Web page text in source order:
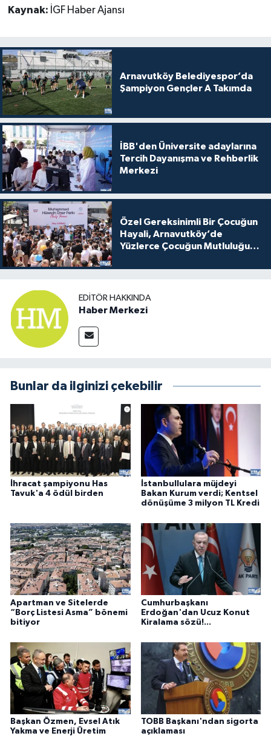
Kaynak: İGF Haber Ajansı
Arnavutköy Belediyespor’da
Şampiyon Gençler A Takımda
İBB'den Üniversite adaylarına
Tercih Dayanışma ve Rehberlik
Merkezi
Özel Gereksinimli Bir Çocuğun
Hayali, Arnavutköy’de
Yüzlerce Çocuğun Mutluluğu
EDITÖR HAKKINDA
Haber Merkezi
Bunlar da ilginizi çekebilir
İhracat şampiyonu Has
Tavuk'a 4 ödül birden
İstanbullulara müjdeyi
Bakan Kurum verdi; Kentsel
dönüşüme 3 milyon TL Kredi
Apartman ve Sitelerde
“Borç Listesi Asma” bönemi
bitiyor
Cumhurbaşkanı
Erdoğan'dan Ucuz Konut
Kiralama sözü!...
Başkan Özmen, Evsel Atık
Yakma ve Enerji Üretim
TOBB Başkanı'ndan sigorta
açıklaması